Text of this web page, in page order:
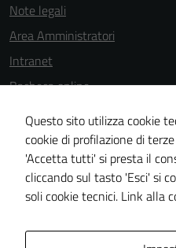
Note legali
Area Amministratori
Intranet
Bacheca online
Dichiarazione di accessibilità
Dichiarazione di accessibilità e
conformità
Piano di miglioramento del sito
Questo sito utilizza cookie
cookie di profilazione di
'Accetta tutti' si presta il
cliccando sul tasto 'Esci' si
soli cookie tecnici. Link alla